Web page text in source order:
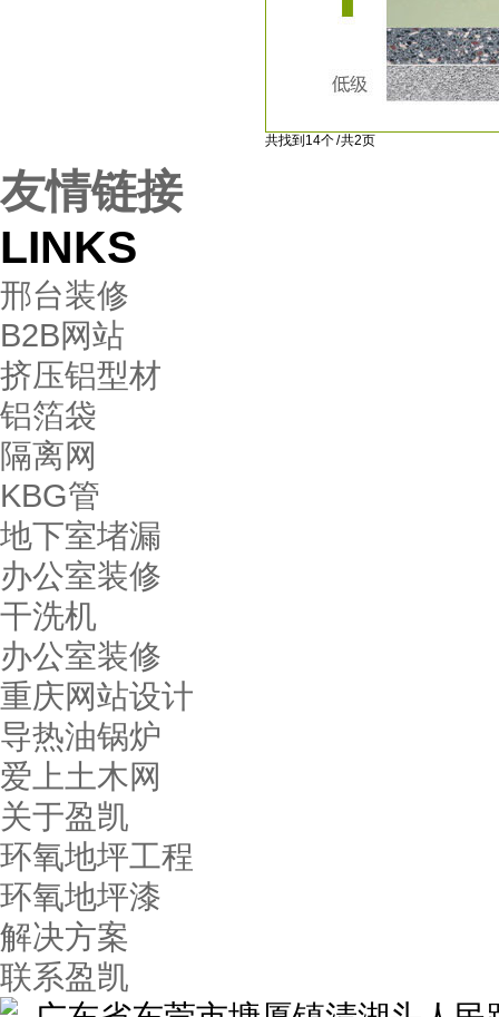
共找到14个 / 共2页
友情链接
LINKS
邢台装修
B2B网站
挤压铝型材
铝箔袋
隔离网
KBG管
地下室堵漏
办公室装修
干洗机
办公室装修
重庆网站设计
导热油锅炉
爱上土木网
关于盈凯
环氧地坪工程
环氧地坪漆
解决方案
联系盈凯